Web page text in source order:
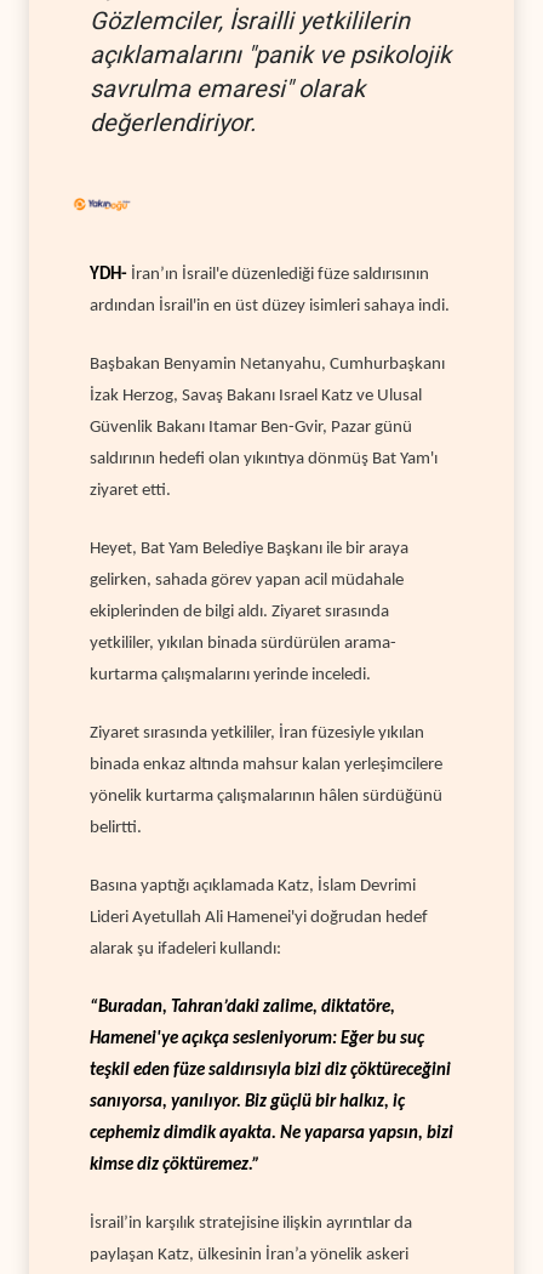
Gözlemciler, İsrailli yetkililerin
açıklamalarını "panik ve psikolojik
savrulma emaresi" olarak
değerlendiriyor.
YDH- İran’ın İsrail'e düzenlediği füze saldırısının
ardından İsrail'in en üst düzey isimleri sahaya indi.
Başbakan Benyamin Netanyahu, Cumhurbaşkanı
İzak Herzog, Savaş Bakanı Israel Katz ve Ulusal
Güvenlik Bakanı Itamar Ben-Gvir, Pazar günü
saldırının hedefi olan yıkıntıya dönmüş Bat Yam'ı
ziyaret etti.
Heyet, Bat Yam Belediye Başkanı ile bir araya
gelirken, sahada görev yapan acil müdahale
ekiplerinden de bilgi aldı. Ziyaret sırasında
yetkililer, yıkılan binada sürdürülen arama-
kurtarma çalışmalarını yerinde inceledi.
Ziyaret sırasında yetkililer, İran füzesiyle yıkılan
binada enkaz altında mahsur kalan yerleşimcilere
yönelik kurtarma çalışmalarının hâlen sürdüğünü
belirtti.
Basına yaptığı açıklamada Katz, İslam Devrimi
Lideri Ayetullah Ali Hamenei'yi doğrudan hedef
alarak şu ifadeleri kullandı:
“Buradan, Tahran’daki zalime, diktatöre,
Hamenei'ye açıkça sesleniyorum: Eğer bu suç
teşkil eden füze saldırısıyla bizi diz çöktüreceğini
sanıyorsa, yanılıyor. Biz güçlü bir halkız, iç
cephemiz dimdik ayakta. Ne yaparsa yapsın, bizi
kimse diz çöktüremez.”
İsrail’in karşılık stratejisine ilişkin ayrıntılar da
paylaşan Katz, ülkesinin İran’a yönelik askeri